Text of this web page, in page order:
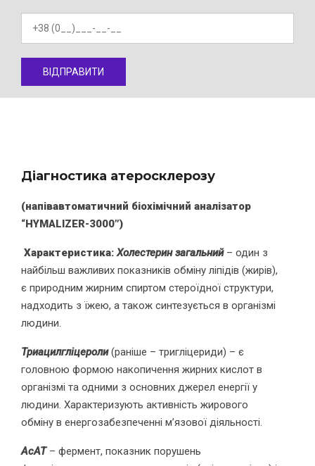
Діагностика атеросклерозу
(напівавтоматичний біохімічний аналізатор
“HYMALIZER-3000”)
Характеристика:Холестерин загальний– один з
найбільш важливих показників обміну ліпідів (жирів),
є природним жирним спиртом стероїдної структури,
надходить з їжею, а також синтезується в організмі
людини.
Триацилгліцероли (раніше – тригліцериди) – є
головною формою накопичення жирних кислот в
організмі та одними з основних джерел енергії у
людини. Характеризують активність жирового
обміну в енергозабезпеченні м’язової діяльності.
АсАТ– фермент, показник порушень